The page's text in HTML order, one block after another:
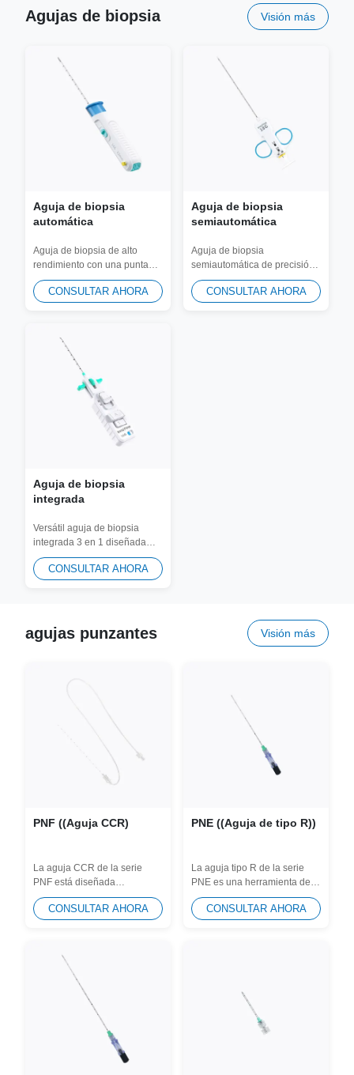
Agujas de biopsia Visión más
Aguja de biopsia
automática
Aguja de biopsia de alto
rendimiento con una punta
ultraafilada para tomar
muestras de tejido...
CONSULTAR AHORA
Aguja de biopsia
semiautomática
Aguja de biopsia
semiautomática de precisión
con mango ergonómico de
TPE de agarre suave para
CONSULTAR AHORA
Aguja de biopsia
integrada
Versátil aguja de biopsia
integrada 3 en 1 diseñada
para una máxima flexibilidad
de...CONSULTAR AHORA
agujas punzantes Visión más
PNF ((Aguja CCR)
La aguja CCR de la serie
PNF está diseñada
específicamente para
anestesia regional y
CONSULTAR AHORA
PNE ((Aguja de tipo R))
La aguja tipo R de la serie
PNE es una herramienta de
alta precisión diseñada
específicamente...
CONSULTAR AHORA